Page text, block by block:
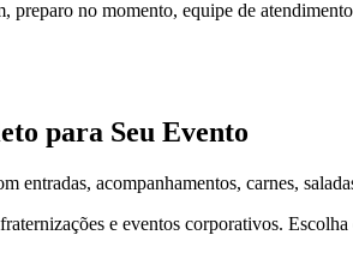
preparo no momento, equipe de
para Seu Evento
entradas, acompanhamentos, carnes,
e eventos corporativos.